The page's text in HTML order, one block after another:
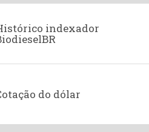
indexador
do dólar